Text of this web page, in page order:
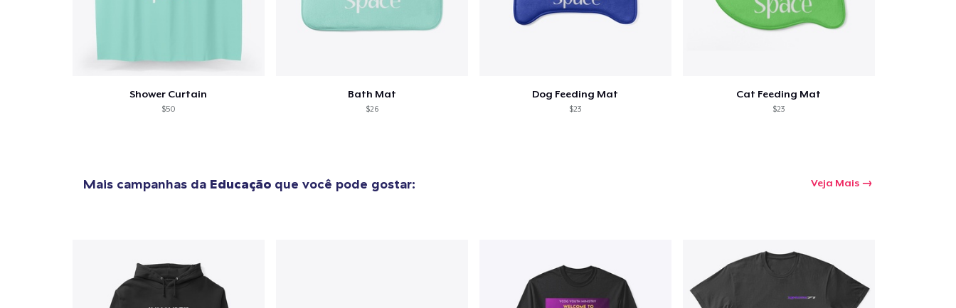
Shower Curtain
$50
Bath Mat
$26
Dog Feeding Mat
$23
Cat Feeding Mat
$23
Mais campanhas da Educação que você pode gostar: Veja Mais